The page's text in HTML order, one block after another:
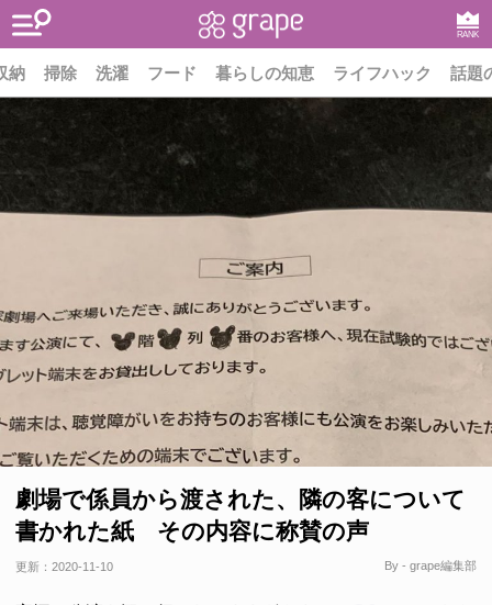
RANK
納 掃除 洗濯 フード 暮らしの知恵 ライフハック 話題
劇場で係員から渡された、隣の客について
書かれた紙 その内容に称賛の声
更新： 2020-11-10 By - grape編集部